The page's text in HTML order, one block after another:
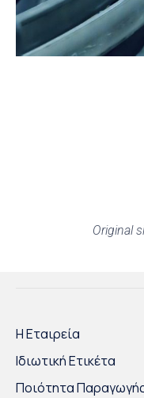
Original
Η Εταιρεία
Ιδιωτική Ετικέτα
Ποιότητα